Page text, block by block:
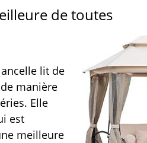
de toutes
lit de
manière
Elle
est
meilleure